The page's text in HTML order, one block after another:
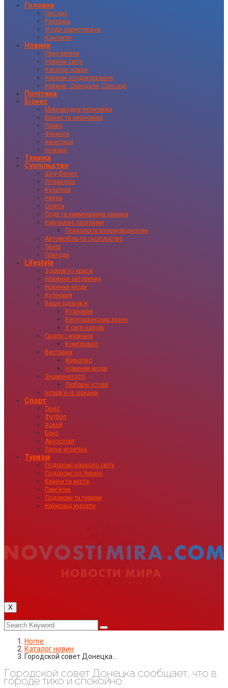
Головна
Про нас
Реклама
Угода користувача
Контакти
Новини
Прес-релізи
Новини світу
Каталог новин
Новини оподаткування
Новини, Скандали, Сенсації
Політика
Бізнес
Міжнародна економіка
Бізнес та економіка
Право
Фінанси
Інвестиції
Іновації
Техніка
Суспільство
Шоу-бізнес
Література
Культура
Наука
Освіта
Події та кримінальна хроніка
Навчальні програми
Психологія взаємовідносин
Автомобіль та суспільство
Театр
Пригоди
Lifestyle
Здоровʼя і краса
Новинки авторинку
Новинки моди
Кулінарія
Ваше здоровʼя
Кулінарія
Вегетаріанська кухня
У світі напоїв
Газети і журнали
Компромат
Виставка
Живопис
Новинки моди
Знаменитості
Любовні історії
Інтервʼю із зірками
Спорт
Теніс
Футбол
Хокей
Бокс
Автоспорт
Легка атлетіка
Туризм
Подорожі навколо світу
Подорожі по Україні
Країни та міста
Пам’ятки
Подорожі та туризм
Найкращі курорти
X
Home
Каталог новин
Городской совет Донецка…
Городской совет Донецка сообщает, что в
городе тихо и спокойно